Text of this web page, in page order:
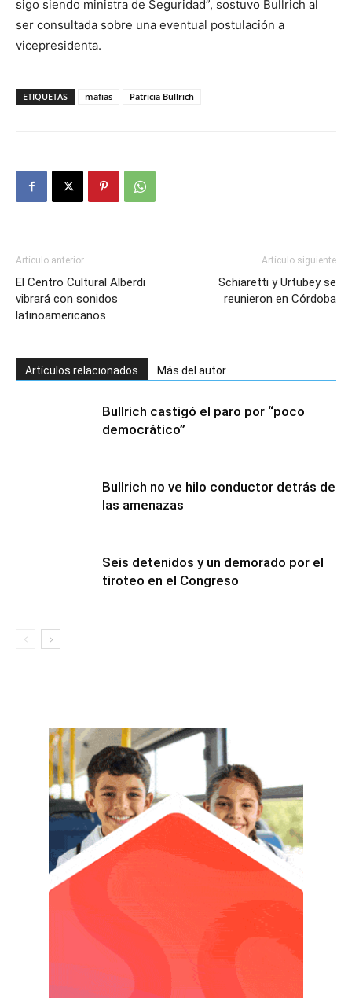
sigo siendo ministra de Seguridad”, sostuvo Bullrich al
ser consultada sobre una eventual postulación a
vicepresidenta.
ETIQUETAS mafias Patricia Bullrich
Artículo anterior
El Centro Cultural Alberdi
vibrará con sonidos
latinoamericanos
Artículo siguiente
Schiaretti y Urtubey se
reunieron en Córdoba
Artículos relacionados Más del autor
Bullrich castigó el paro por “poco
democrático”
Bullrich no ve hilo conductor detrás de
las amenazas
Seis detenidos y un demorado por el
tiroteo en el Congreso